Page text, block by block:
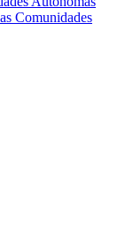
Comunidades